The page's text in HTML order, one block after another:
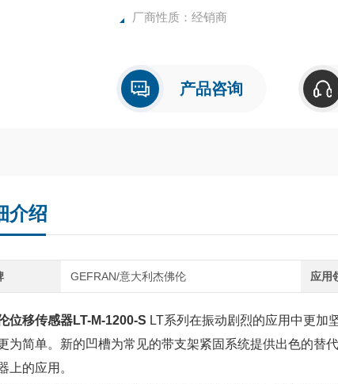
厂商性质：经销商
产品咨询
介绍
GEFRAN/意大利杰佛伦 应用
位移传感器LT-M-1200-S LT系列在振动剧烈的应用中更加坚
为简单。新的凹槽为常见的带支架紧固系统提供出色的替
上的应用。